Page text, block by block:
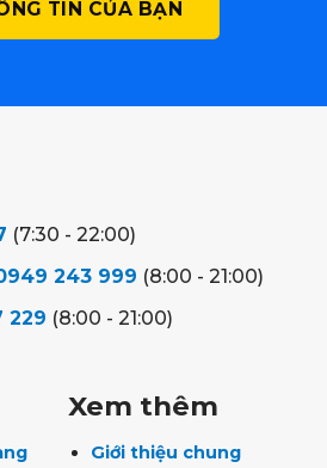
(7:30 - 22:00)
243 999 (8:00 - 21:00)
229 (8:00 - 21:00)
Xem thêm
Giới thiệu chung